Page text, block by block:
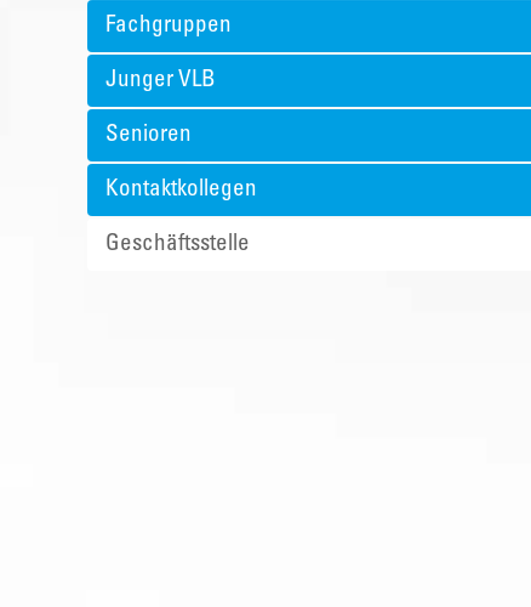
Fachgruppen
Junger VLB
Senioren
Kontaktkollegen
Geschäftsstelle